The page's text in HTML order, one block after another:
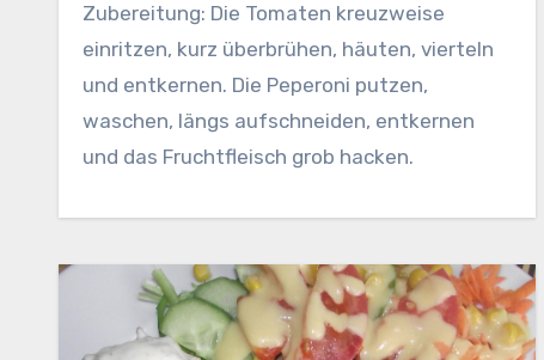
Zubereitung: Die Tomaten kreuzweise
einritzen, kurz überbrühen, häuten, vierteln
und entkernen. Die Peperoni putzen,
waschen, längs aufschneiden, entkernen
und das Fruchtfleisch grob hacken.